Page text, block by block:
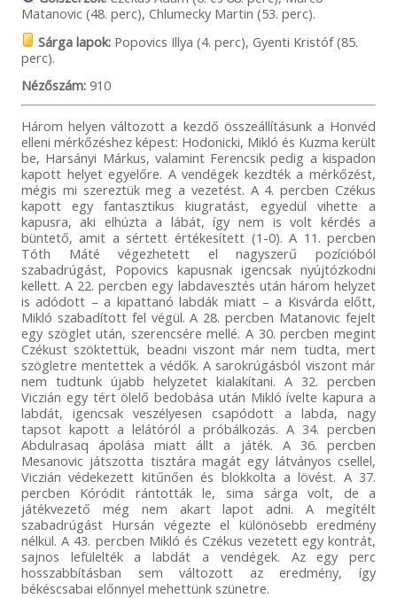
Matanovic (48. perc), Chlumecky Martin (53. perc).
Sárga lapok:Popovics Illya (4. perc), Gyenti Kristóf (85.
perc).
Nézőszám:910
Három helyen változott a kezdő összeállításunk a Honvéd
elleni mérkőzéshez képest: Hodonicki, Mikló és Kuzma került
be, Harsányi Márkus, valamint Ferencsik pedig a kispadon
kapott helyet egyelőre. A vendégek kezdték a mérkőzést,
mégis mi szereztük meg a vezetést. A 4. percben Czékus
kapott egy fantasztikus kiugratást, egyedül vihette a
kapusra, aki elhúzta a lábát, így nem is volt kérdés a
büntető, amit a sértett értékesített (1-0). A 11. percben
Tóth Máté végezhetett el nagyszerű pozícióból
szabadrúgást, Popovics kapusnak igencsak nyújtózkodni
kellett. A 22. percben egy labdavesztés után három helyzet
is adódott – a kipattanó labdák miatt – a Kisvárda előtt,
Mikló szabadított fel végül. A 28. percben Matanovic fejelt
egy szöglet után, szerencsére mellé. A 30. percben megint
Czékust szöktettük, beadni viszont már nem tudta, mert
szögletre mentettek a védők. A sarokrúgásból viszont már
nem tudtunk újabb helyzetet kialakítani. A 32. percben
Viczián egy tért ölelő bedobása után Mikló ívelte kapura a
labdát, igencsak veszélyesen csapódott a labda, nagy
tapsot kapott a lelátóról a próbálkozás. A 34. percben
Abdulrasaq ápolása miatt állt a játék. A 36. percben
Mesanovic játszotta tisztára magát egy látványos csellel,
Viczián védekezett kitűnően és blokkolta a lövést. A 37.
percben Kóródit rántották le, sima sárga volt, de a
játékvezető még nem akart lapot adni. A megítélt
szabadrúgást Hursán végezte el különösebb eredmény
nélkül. A 43. percben Mikló és Czékus vezetett egy kontrát,
sajnos lefülelték a labdát a vendégek. Az egy perc
hosszabbításban sem változott az eredmény, így
békéscsabai előnnyel mehettünk szünetre.